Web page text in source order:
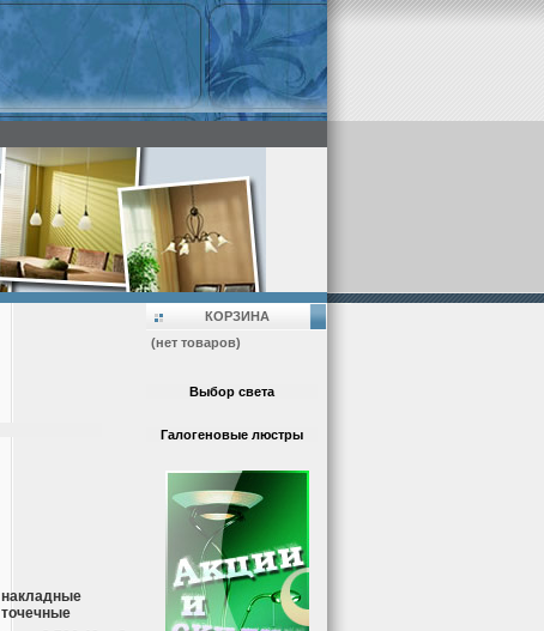
накладные
точечные
КОРЗИНА
(нет товаров)
Выбор света
Галогеновые люстры